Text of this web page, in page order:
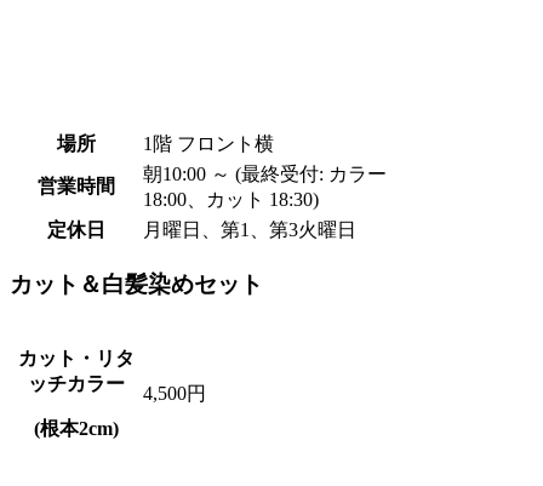
場所 1階 フロント横
営業時間
朝10:00 ～ (最終受付: カラー
18:00、カット 18:30)
定休日
月曜日、第1、第3火曜日
カット＆白髪染めセット
カット・リタ
ッチカラー
(根本2cm)
4,500円